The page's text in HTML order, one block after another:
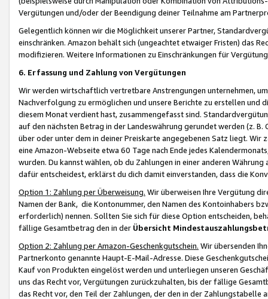
Vergütungen und/oder der Beendigung deiner Teilnahme am
Gelegentlich können wir die Möglichkeit unserer Partner,
einschränken. Amazon behält sich (ungeachtet etwaiger Fristen) das
modifizieren. Weitere Informationen zu Einschränkungen für
6. Erfassung und Zahlung von Vergütungen
Wir werden wirtschaftlich vertretbare Anstrengungen unternehmen,
Nachverfolgung zu ermöglichen und unsere Berichte zu erstellen und
diesem Monat verdient hast, zusammengefasst sind.
auf den nächsten Betrag in der Landeswährung gerundet werden (z.
über oder unter dem in deiner Preiskarte angegebenen Satz liegt.
eine Amazon-Webseite etwa 60 Tage nach Ende jedes
wurden. Du kannst wählen, ob du Zahlungen in einer anderen
dafür entscheidest, erklärst du dich damit einverstanden, dass die
Option 1: Zahlung per Überweisung. Wir überweisen Ihre Vergütung
Namen der Bank, die Kontonummer, den Namen des Kontoinhabers
erforderlich) nennen. Sollten Sie sich für diese Option entscheiden,
fällige Gesamtbetrag den in der Übersicht
Option 2: Zahlung per Amazon-Geschenkgutschein. Wir übersenden
Partnerkonto genannte Haupt-E-Mail-Adresse. Diese
Kauf von Produkten eingelöst werden und unterliegen unseren
uns das Recht vor, Vergütungen zurückzuhalten, bis der fällige
das Recht vor, den Teil der Zahlungen, der den in der